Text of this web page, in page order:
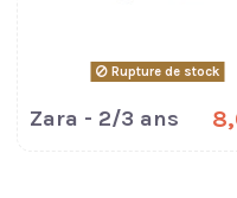
Rupture de stock
Zara - 2/3 ans